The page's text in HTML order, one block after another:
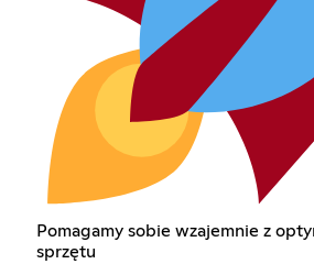
Pomagamy sobie wzajemnie z
sprzętu